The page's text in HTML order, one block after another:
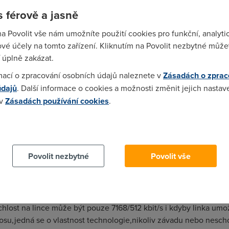
4096+O2 TV PO ZRYCHLENI) tak zjistis ze mam
je potřeba pro funkční TV. Tákže pokud chceš 8 Mbit musí
jistí,pokud tam na měření není min 14 Mbit tak ti pustí o
to šlo i sTV 13Mb,ale už je to zase zpátky na 7Mb?????
na lince může být pouze 7168/512 kbit/s i kdyby linka
se o vlastnost technologie,nikoliv závadu nebo
férově a jasně
Povolit vše nám umožníte použití cookies pro funkční,
účely na tomto zařízení. Kliknutím na Povolit nezbytné
zakázat.
o zpracování osobních údajů naleznete vZásadách o
. Další informace o cookies a možnosti změnit jejich
Zásadách používání cookies.
Povolit nezbytné
Povolit vše